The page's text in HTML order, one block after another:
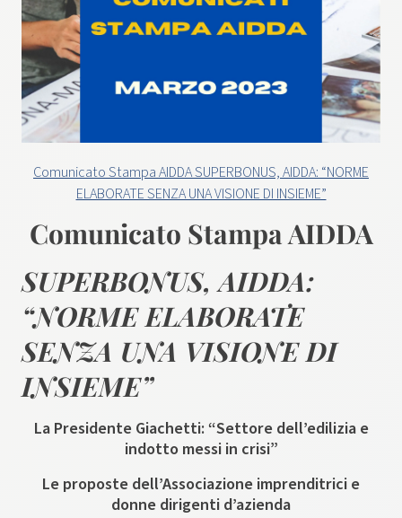
Comunicato Stampa AIDDA SUPERBONUS, AIDDA: “NORME
ELABORATE SENZA UNA VISIONE DI INSIEME”
Comunicato Stampa AIDDA
SUPERBONUS, AIDDA:
“NORME ELABORATE
SENZA UNA VISIONE DI
INSIEME”
La Presidente Giachetti: “Settore dell’edilizia e
indotto messi in crisi”
Le proposte dell’Associazione imprenditrici e
donne dirigenti d’azienda